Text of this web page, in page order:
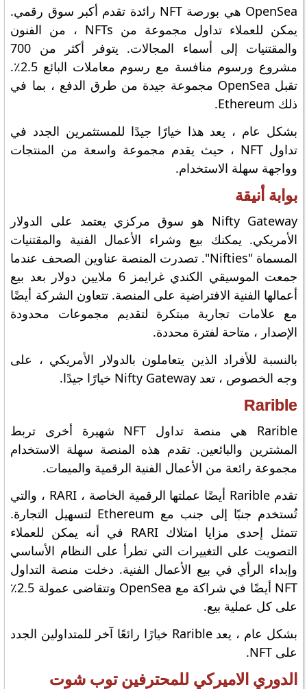
OpenSea هي بورصة NFT رائدة تقدم أكبر سوق رقمي.
يمكن للعملاء تداول مجموعة من NFTs ، من الفنون
والمقتنيات إلى أسماء المجالات. يتوفر أكثر من 700
مشروع ورسوم منافسة مع رسوم معاملات البائع 2.5٪.
تقبل OpenSea مجموعة جيدة من طرق الدفع ، بما في
ذلك Ethereum.
بشكل عام ، يعد هذا خيارًا جيدًا للمستثمرين الجدد في
تداول NFT ، حيث يقدم مجموعة واسعة من المنتجات
وواجهة سهلة الاستخدام.
بوابة أنيقة
Nifty Gateway هو سوق مركزي يعتمد على الدولار
الأمريكي. يمكنك بيع وشراء الأعمال الفنية والمقتنيات
المسماة "Nifties". تصدرت المنصة عناوين الصحف عندما
جمعت الموسيقي الكندي غرايمز 6 ملايين دولار بعد بيع
أعمالها الفنية الافتراضية على المنصة. تتعاون الشركة أيضًا
مع علامات تجارية مبتكرة لتقديم مجموعات محدودة
الإصدار ، متاحة لفترة محددة.
بالنسبة للأفراد الذين يتعاملون بالدولار الأمريكي ، على
وجه الخصوص ، تعد Nifty Gateway خيارًا جيدًا.
Rarible
Rarible هي منصة تداول NFT شهيرة أخرى تربط
المشترين والبائعين. تقدم هذه المنصة سهلة الاستخدام
مجموعة رائعة من الأعمال الفنية الرقمية والميمات.
تقدم Rarible أيضًا عملتها الرقمية الخاصة ، RARI ، والتي
تُستخدم جنبًا إلى جنب مع Ethereum لتسهيل التجارة.
تتمثل إحدى مزايا امتلاك RARI في أنه يمكن للعملاء
التصويت على التغييرات التي تطرأ على النظام الأساسي
وإبداء الرأي في بيع الأعمال الفنية. دخلت منصة التداول
NFT أيضًا في شراكة مع OpenSea وتتقاضى عمولة 2.5٪
على كل عملية بيع.
بشكل عام ، يعد Rarible خيارًا رائعًا آخر للمتداولين الجدد
على NFT.
الدوري الاميركي للمحترفين توب شوت